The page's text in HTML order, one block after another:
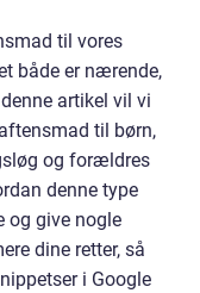
til vores
både er nærende,
artikel vil vi
til børn,
og forældres
denne type
og give nogle
dine retter, så
i Google